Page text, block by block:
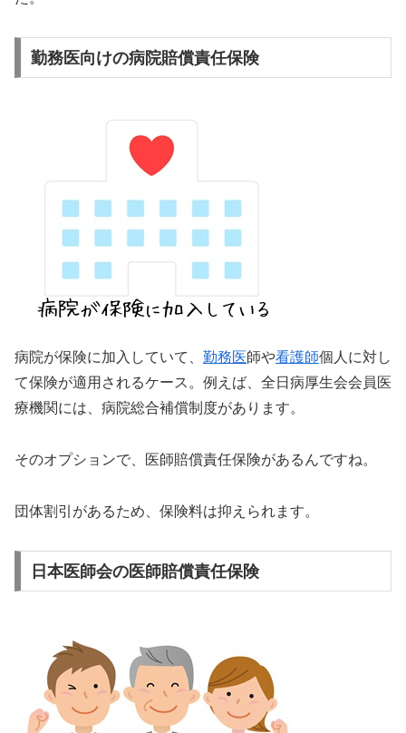
勤務医向けの病院賠償責任保険
病院が保険に加入していて、 勤務医師や看護師個人に対し
て保険が適用されるケース。例えば、全日病厚生会会員医
療機関には、病院総合補償制度があります。
そのオプションで、医師賠償責任保険があるんですね。
団体割引があるため、保険料は抑えられます。
日本医師会の医師賠償責任保険